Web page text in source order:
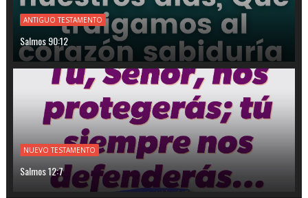
ANTIGUO TESTAMENTO
Salmos 90:12
NUEVO TESTAMENTO
Salmos 12:7